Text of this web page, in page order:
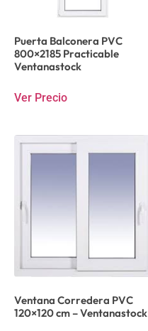
Puerta Balconera PVC
800×2185 Practicable
Ventanastock
Ver Precio
Ventana Corredera PVC
120×120 cm – Ventanastock